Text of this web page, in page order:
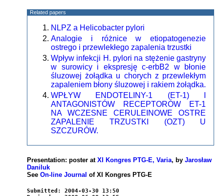
Related papers
NLPZ a Helicobacter pylori
Analogie i różnice w etiopatogenezie
ostrego i przewlekłego zapalenia trzustki
Wpływ infekcji H. pylori na stężenie gastryny
w surowicy i ekspresję c-erbB2 w błonie
śluzowej żołądka u chorych z przewlekłym
zapaleniem błony śluzowej i rakiem żołądka.
WPŁYW ENDOTELINY-1 (ET-1) I
ANTAGONISTÓW RECEPTORÓW ET-1
NA WCZESNE CERULEINOWE OSTRE
ZAPALENIE TRZUSTKI (OZT) U
SZCZURÓW.
Presentation: poster at XI Kongres PTG-E, Varia, by Jarosław
Daniluk
See On-line Journal of XI Kongres PTG-E
Submitted: 2004-03-30 13:50